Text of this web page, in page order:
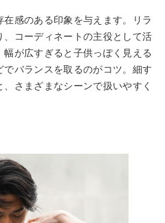
感のある印象を与えます。リラ
、コーディネートの主役として活
が広すぎると子供っぽく見える
バランスを取るのがコツ。細す
さまざまなシーンで扱いやすく